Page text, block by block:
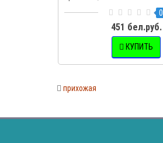
0
451 бел.руб.
КУПИТЬ
прихожая